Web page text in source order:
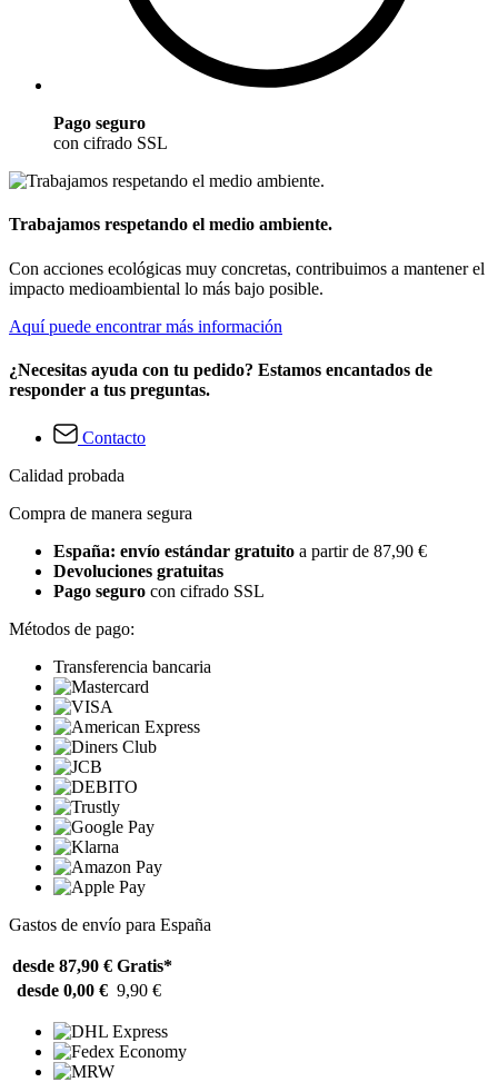
Pago seguro
con cifrado SSL
Trabajamos respetando el medio ambiente.
Con acciones ecológicas muy concretas, contribuimos a mantener el
impacto medioambiental lo más bajo posible.
Aquí puede encontrar más información
¿Necesitas ayuda con tu pedido? Estamos encantados de
responder a tus preguntas.
Contacto
Calidad probada
Compra de manera segura
España: envío estándar gratuito a partir de 87,90 €
Devoluciones gratuitas
Pago seguro con cifrado SSL
Métodos de pago:
Transferencia bancaria
Gastos de envío para España
desde 87,90 € Gratis*
desde 0,00 € 9,90 €